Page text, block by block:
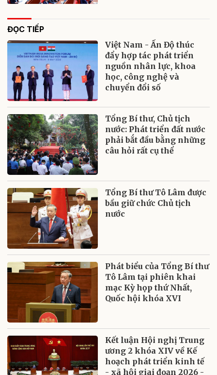
ĐỌC TIẾP
Việt Nam - Ấn Độ thúc
đẩy hợp tác phát triển
nguồn nhân lực, khoa
học, công nghệ và
chuyển đổi số
Tổng Bí thư, Chủ tịch
nước: Phát triển đất nước
phải bắt đầu bằng những
câu hỏi rất cụ thể
Tổng Bí thư Tô Lâm được
bầu giữ chức Chủ tịch
nước
Phát biểu của Tổng Bí thư
Tô Lâm tại phiên khai
mạc Kỳ họp thứ Nhất,
Quốc hội khóa XVI
Kết luận Hội nghị Trung
ương 2 khóa XIV về Kế
hoạch phát triển kinh tế
- xã hội giai đoạn 2026 -